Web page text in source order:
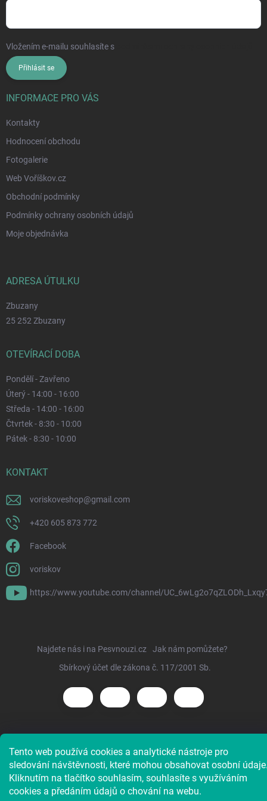
Tento web používá cookies a analytické nástroje pro
sledování návštěvnosti, které mohou obsahovat osobní
Kliknutím na tlačítko souhlasím, souhlasíte s využíváním
cookies a předáním údajů o chování na webu.
Vložením e-mailu souhlasíte s
Přihlásit se
INFORMACE PRO VÁS
Kontakty
Hodnocení obchodu
Fotogalerie
Web Voříškov.cz
Obchodní podmínky
Podmínky ochrany osobních údajů
Moje objednávka
ADRESA ÚTULKU
Zbuzany
25 252 Zbuzany
OTEVÍRACÍ DOBA
Pondělí - Zavřeno
Úterý - 14:00 - 16:00
Středa - 14:00 - 16:00
Čtvrtek - 8:30 - 10:00
Pátek - 8:30 - 10:00
KONTAKT
voriskoveshop@gmail.com
+420 605 873 772
Facebook
voriskov
https://www.youtube.com/channel/
Najdete nás i na Pesvnouzi.cz
Jak nám pomůžete?
Sbírkový účet dle zákona č. 117/2001 Sb.